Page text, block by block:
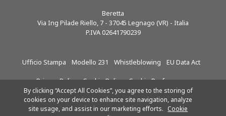
Beretta
Via Ing Pilade Riello, 7 - 37045 Legnago (VR) - Italia
P.IVA 02641790239
Ufficio Stampa Modello 231 Whistleblowing EU Data Act
Privacy Policy Cookie Policy Cookie Preferences
By clicking “Accept All Cookies”, you agree to the storing of
cookies on your device to enhance site navigation, analyze
site usage, and assist in our marketing efforts. Cookie